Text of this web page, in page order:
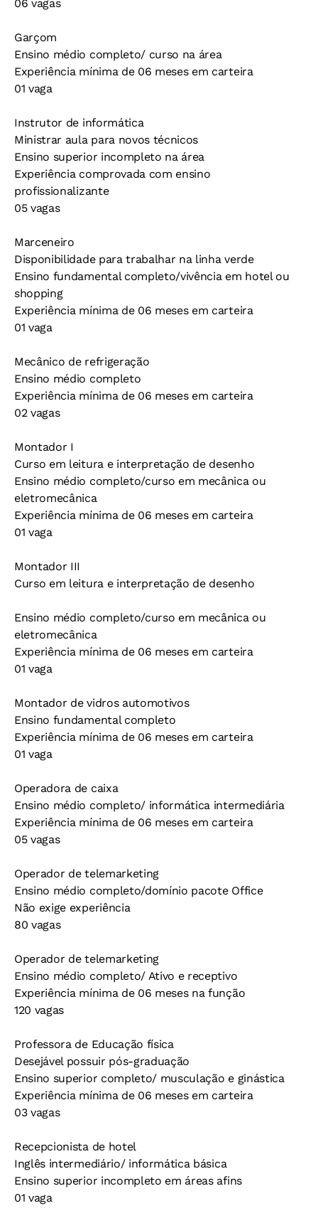
06 vagas
Garçom
Ensino médio completo/ curso na área
Experiência mínima de 06 meses em carteira
01 vaga
Instrutor de informática
Ministrar aula para novos técnicos
Ensino superior incompleto na área
Experiência comprovada com ensino
profissionalizante
05 vagas
Marceneiro
Disponibilidade para trabalhar na linha verde
Ensino fundamental completo/vivência em hotel ou
shopping
Experiência mínima de 06 meses em carteira
01 vaga
Mecânico de refrigeração
Ensino médio completo
Experiência mínima de 06 meses em carteira
02 vagas
Montador I
Curso em leitura e interpretação de desenho
Ensino médio completo/curso em mecânica ou
eletromecânica
Experiência mínima de 06 meses em carteira
01 vaga
Montador III
Curso em leitura e interpretação de desenho
Ensino médio completo/curso em mecânica ou
eletromecânica
Experiência mínima de 06 meses em carteira
01 vaga
Montador de vidros automotivos
Ensino fundamental completo
Experiência mínima de 06 meses em carteira
01 vaga
Operadora de caixa
Ensino médio completo/ informática intermediária
Experiência mínima de 06 meses em carteira
05 vagas
Operador de telemarketing
Ensino médio completo/domínio pacote Office
Não exige experiência
80 vagas
Operador de telemarketing
Ensino médio completo/ Ativo e receptivo
Experiência mínima de 06 meses na função
120 vagas
Professora de Educação física
Desejável possuir pós-graduação
Ensino superior completo/ musculação e ginástica
Experiência mínima de 06 meses em carteira
03 vagas
Recepcionista de hotel
Inglês intermediário/ informática básica
Ensino superior incompleto em áreas afins
01 vaga